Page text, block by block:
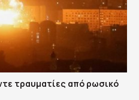
τραυματίες από ρωσικό